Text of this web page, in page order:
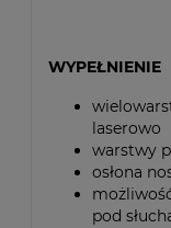
WYPEŁNIENIE
laserowo
warstwy
osłona
pod